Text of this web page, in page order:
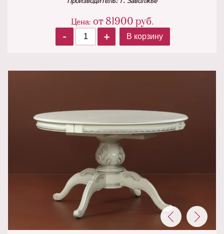
Цена: от 81900 руб.
-
+ В корзину